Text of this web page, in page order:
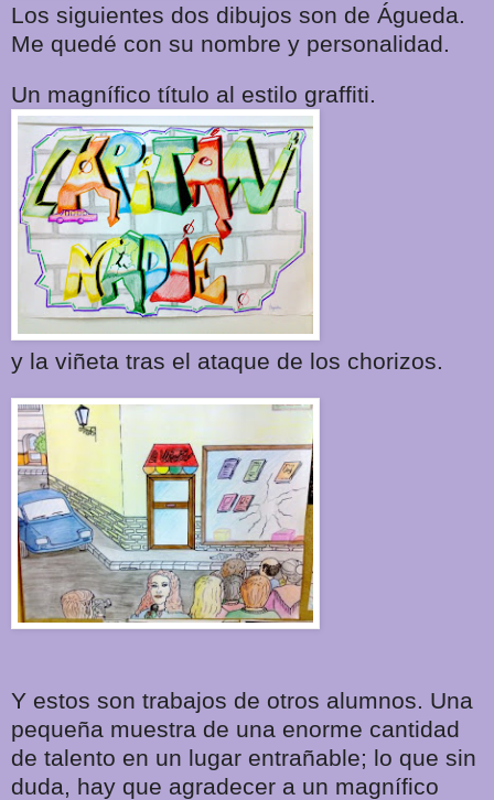
Los siguientes dos dibujos son de Águeda.
Me quedé con su nombre y personalidad.
Un magnífico título al estilo graffiti.
y la viñeta tras el ataque de los chorizos.
Y estos son trabajos de otros alumnos. Una
pequeña muestra de una enorme cantidad
de talento en un lugar entrañable; lo que sin
duda, hay que agradecer a un magnífico